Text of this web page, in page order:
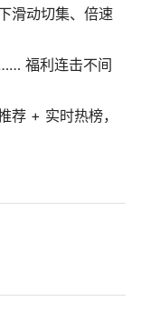
滑动切集、倍速
福利连击不间
荐 + 实时热榜，